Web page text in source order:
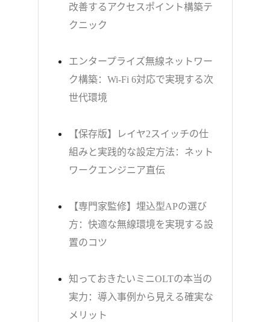
改善するアクセスポイント構築テ
クニック
エンタープライズ無線ネットワー
ク構築：Wi-Fi 6対応で実現する次
世代環境
【保存版】レイヤ2スイッチの仕
組みと実践的な設定方法：ネット
ワークエンジニア直伝
【専門家監修】埋込型APの選び
方：快適な無線環境を実現する設
置のコツ
知っておきたいミニOLTの本当の
実力：導入事例から見える確実な
メリット